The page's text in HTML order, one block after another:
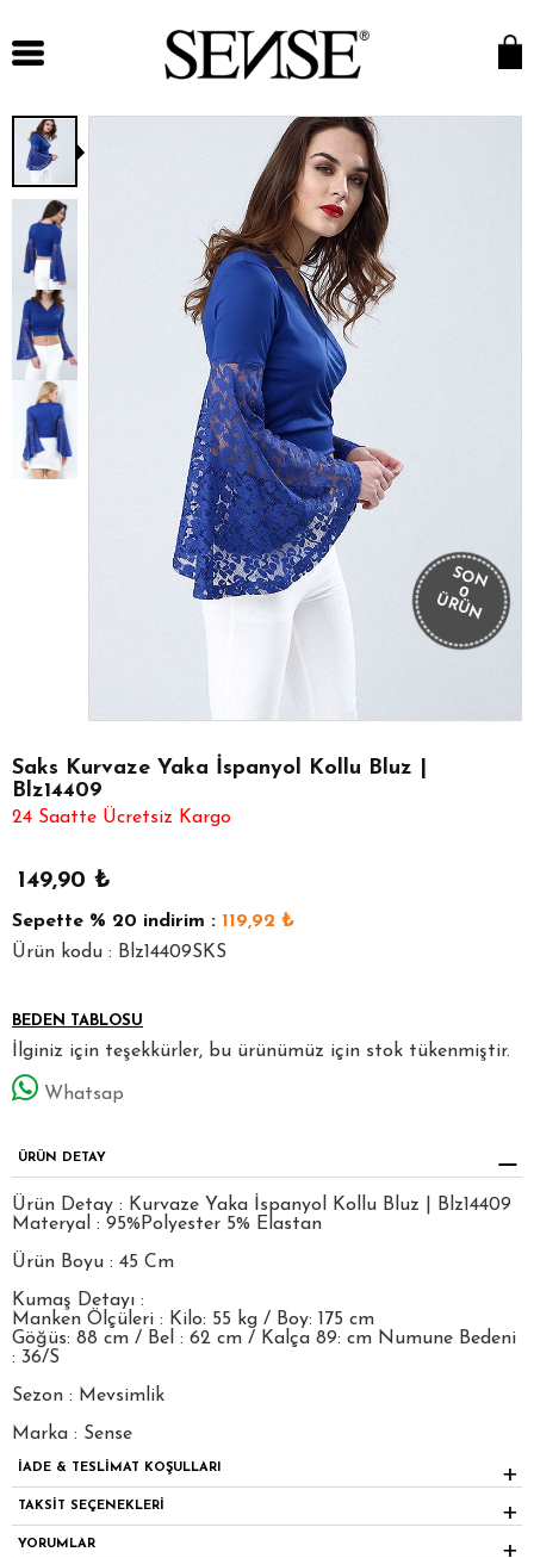
SON
0
ÜRÜN
Saks Kurvaze Yaka İspanyol Kollu Bluz |
Blz14409
24 Saatte Ücretsiz Kargo
149,90 ₺
Sepette % 20 indirim : 119,92 ₺
Ürün kodu : Blz14409SKS
BEDEN TABLOSU
İlginiz için teşekkürler, bu ürünümüz için stok tükenmiştir.
Whatsap
ÜRÜN DETAY
Ürün Detay : Kurvaze Yaka İspanyol Kollu Bluz | Blz14409
Materyal : 95%Polyester 5% Elastan
Ürün Boyu : 45 Cm
Kumaş Detayı :
Manken Ölçüleri : Kilo: 55 kg / Boy: 175 cm
Göğüs: 88 cm / Bel : 62 cm / Kalça 89: cm Numune Bedeni
: 36/S
Sezon : Mevsimlik
Marka : Sense
İADE & TESLİMAT KOŞULLARI
TAKSİT SEÇENEKLERİ
YORUMLAR